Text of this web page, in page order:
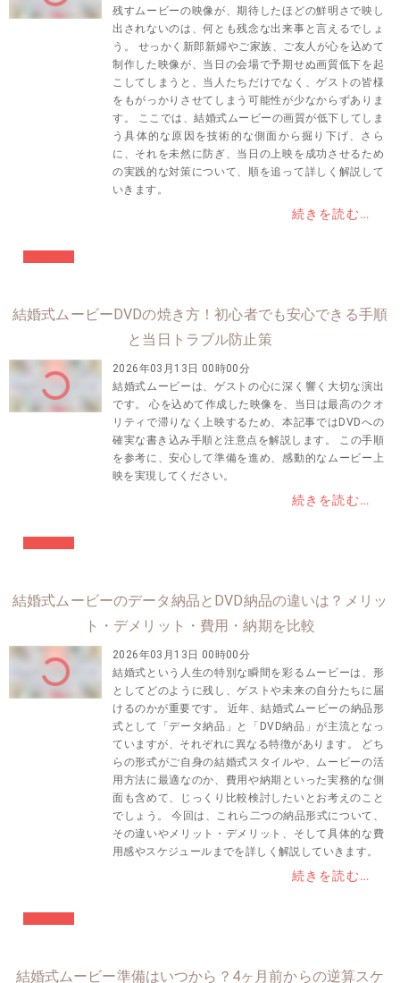
残すムービーの映像が、期待したほどの鮮明さで映し
出されないのは、何とも残念な出来事と言えるでしょ
う。 せっかく新郎新婦やご家族、ご友人が心を込めて
制作した映像が、当日の会場で予期せぬ画質低下を起
こしてしまうと、当人たちだけでなく、ゲストの皆様
をもがっかりさせてしまう可能性が少なからずありま
す。 ここでは、結婚式ムービーの画質が低下してしま
う具体的な原因を技術的な側面から掘り下げ、さら
に、それを未然に防ぎ、当日の上映を成功させるため
の実践的な対策について、順を追って詳しく解説して
いきます。
続きを読む…
結婚式ムービーDVDの焼き方！初心者でも安心できる手順
と当日トラブル防止策
2026年03月13日 00時00分
結婚式ムービーは、ゲストの心に深く響く大切な演出
です。 心を込めて作成した映像を、当日は最高のクオ
リティで滞りなく上映するため、本記事ではDVDへの
確実な書き込み手順と注意点を解説します。 この手順
を参考に、安心して準備を進め、感動的なムービー上
映を実現してください。
続きを読む…
結婚式ムービーのデータ納品とDVD納品の違いは？メリッ
ト・デメリット・費用・納期を比較
2026年03月13日 00時00分
結婚式という人生の特別な瞬間を彩るムービーは、形
としてどのように残し、ゲストや未来の自分たちに届
けるのかが重要です。 近年、結婚式ムービーの納品形
式として「データ納品」と「DVD納品」が主流となっ
ていますが、それぞれに異なる特徴があります。 どち
らの形式がご自身の結婚式スタイルや、ムービーの活
用方法に最適なのか、費用や納期といった実務的な側
面も含めて、じっくり比較検討したいとお考えのこと
でしょう。 今回は、これら二つの納品形式について、
その違いやメリット・デメリット、そして具体的な費
用感やスケジュールまでを詳しく解説していきます。
続きを読む…
結婚式ムービー準備はいつから？4ヶ月前からの逆算スケ